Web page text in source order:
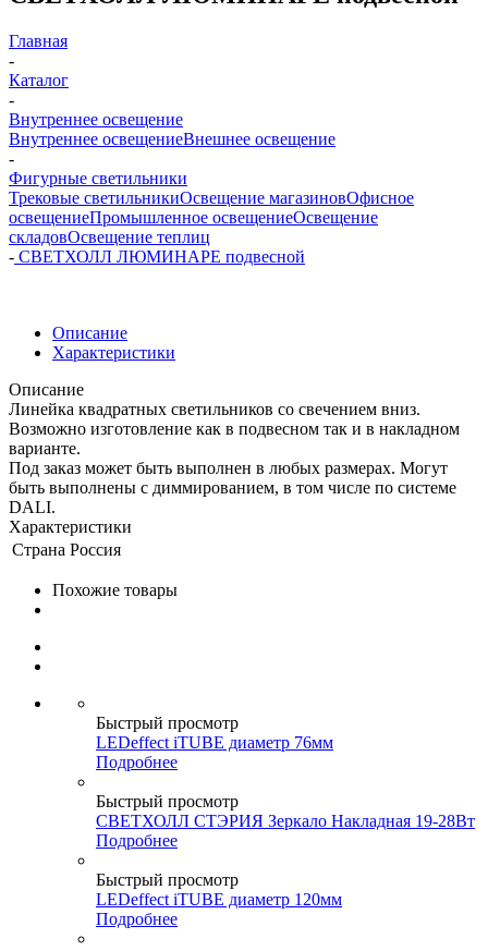
Главная
-
Каталог
-
Внутреннее освещение
Внутреннее освещениеВнешнее освещение
-
Фигурные светильники
Трековые светильникиОсвещение магазиновОфисное
освещениеПромышленное освещениеОсвещение
складовОсвещение теплиц
- СВЕТХОЛЛ ЛЮМИНАРЕ подвесной
Описание
Характеристики
Описание
Линейка квадратных светильников со свечением вниз.
Возможно изготовление как в подвесном так и в накладном
варианте.
Под заказ может быть выполнен в любых размерах. Могут
быть выполнены с диммированием, в том числе по системе
DALI.
Характеристики
Страна Россия
Похожие товары
Быстрый просмотр
LEDeffect iTUBE диаметр 76мм
Подробнее
Быстрый просмотр
СВЕТХОЛЛ СТЭРИЯ Зеркало Накладная 19-28Вт
Подробнее
Быстрый просмотр
LEDeffect iTUBE диаметр 120мм
Подробнее